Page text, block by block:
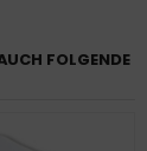
FOLGENDE